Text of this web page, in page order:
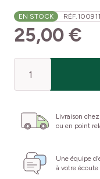
EN STOCK RÉF.100911
25,00 €
Livraison
ou en point
Une équipe
à votre écoute